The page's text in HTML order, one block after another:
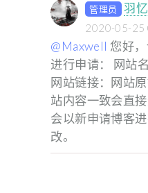
管理员 羽
2020-05-25
@Maxwell 您好
进行申请：
网站
网站链接：网站原
站内容一致会直
会以新申请博客
改。